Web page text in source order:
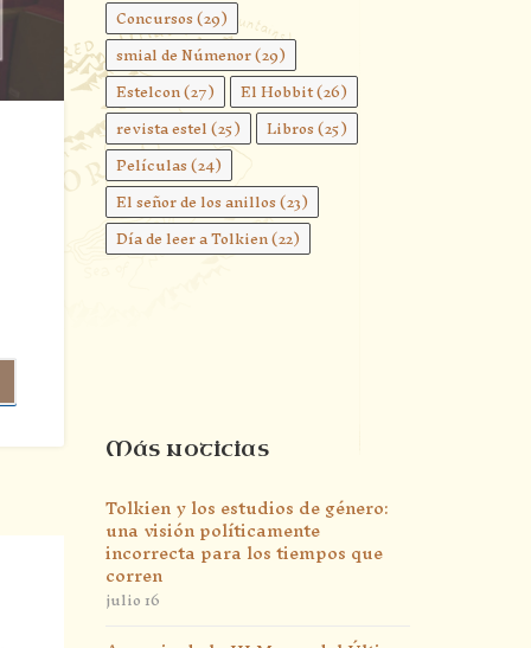
Concursos(29)
smial de Númenor(29)
Estelcon(27) El Hobbit(26)
revista estel(25) Libros(25)
Películas(24)
El señor de los anillos(23)
Día de leer a Tolkien(22)
Más noticias
Tolkien y los estudios de género:
una visión políticamente
incorrecta para los tiempos que
corren
julio 16